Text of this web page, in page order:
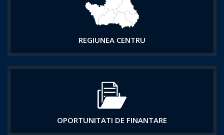
REGIUNEA CENTRU
OPORTUNITATI DE FINANTARE